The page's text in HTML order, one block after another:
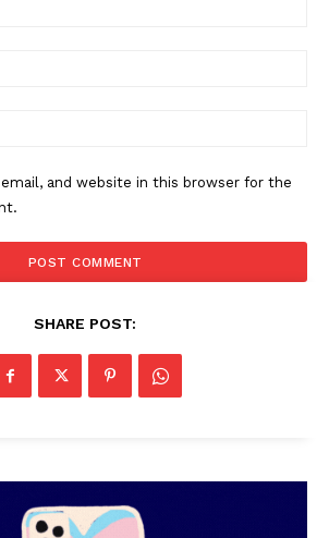
PALA VISION
and website in this browser for the
SHARE POST: